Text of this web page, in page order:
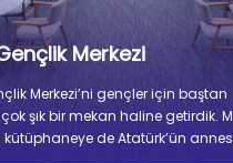
Merkezi
Merkezi’ni gençler için baştan
şık bir mekan haline getirdik.
de Atatürk’ün